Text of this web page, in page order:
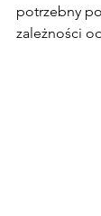
potrzebny
zależności